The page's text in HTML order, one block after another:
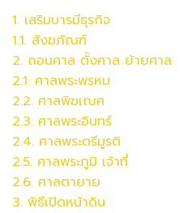
1. เสริมบารมีธุรกิจ
1.1. สังฆภัณฑ์
2. ถอนศาล ตั้งศาล ย้ายศาล
2.1. ศาลพระพรหม
2.2. ศาลพิฆเณศ
2.3. ศาลพระอินทร์
2.4. ศาลพระตรีมูรติ
2.5. ศาลพระภูมิ เจ้าที่
2.6. ศาลตายาย
3. พิธีเปิดหน้าดิน